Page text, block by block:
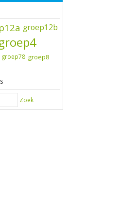
groep12b
groep78 groep8
Zoek